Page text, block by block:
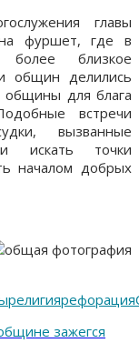
главы
на фуршет, где в
более близкое
общин делились
общины для блага
встречи
вызванные
и искать точки
началом добрых
религиярефорация
зажегся